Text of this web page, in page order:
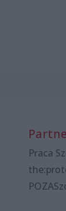
Praca